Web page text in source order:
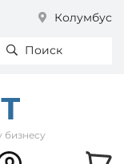
Колумбус
Поиск